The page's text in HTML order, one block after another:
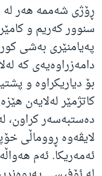
ڕۆژی شەممە هەر لە
سنوور کەریم و
پەیامنێری بەشی
دامەزراوەیەی کە
بۆ دیاریکراوە و
کاتژمێر لەلایەن
دەستبەسەر کراون،
لایڤەوە ڕووماڵی
ئەمەریکا. ئەم